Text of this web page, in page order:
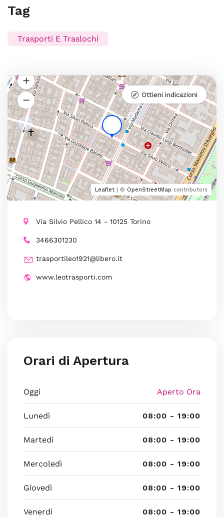
Tag
Trasporti E Traslochi
Leaflet | © OpenStreetMap contributors
Ottieni indicazioni
Via Silvio Pellico 14 - 10125 Torino
3466301230
trasportileo1921@libero.it
www.leotrasporti.com
Orari di Apertura
Oggi Aperto Ora
Lunedì 08:00 - 19:00
Martedì 08:00 - 19:00
Mercoledì 08:00 - 19:00
Giovedì 08:00 - 19:00
Venerdì 08:00 - 19:00